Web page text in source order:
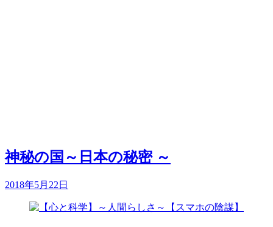
神秘の国～日本の秘密 ～
2018年5月22日